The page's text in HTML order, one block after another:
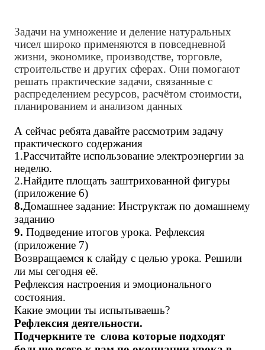
Задачи на умножение и деление натуральных
чисел широко применяются в повседневной
жизни, экономике, производстве, торговле,
строительстве и других сферах. Они помогают
решать практические задачи, связанные с
распределением ресурсов, расчётом стоимости,
планированием и анализом данных
А сейчас ребята давайте рассмотрим задачу
практического содержания
1.Рассчитайте использование электроэнергии за
неделю.
2.Найдите площать заштрихованной фигуры
(приложение 6)
8.Домашнее задание: Инструктаж по домашнему
заданию
9. Подведение итогов урока. Рефлексия
(приложение 7)
Возвращаемся к слайду с целью урока. Решили
ли мы сегодня её.
Рефлексия настроения и эмоционального
состояния.
Какие эмоции ты испытываешь?
Рефлексия деятельности.
Подчеркните те слова которые подходят